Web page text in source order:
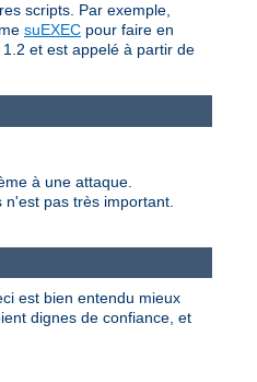
scripts. Par exemple,
suEXEC pour faire en
et est appelé à partir de
à une attaque.
pas très important.
est bien entendu mieux
dignes de confiance, et